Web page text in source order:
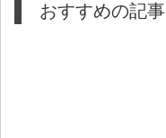
おすすめの記事